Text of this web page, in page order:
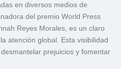
en diversos medios de
del premio World Press
Reyes Morales, es un claro
atención global. Esta visibilidad
prejuicios y fomentar